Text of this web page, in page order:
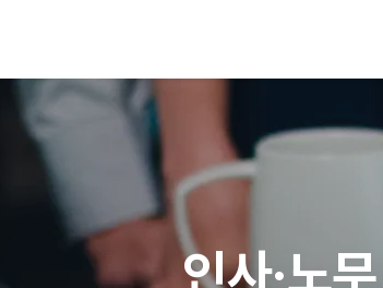
인사·노무